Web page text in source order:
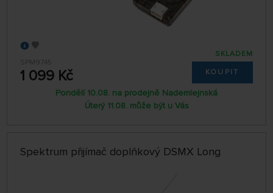
SPM9745
1 099 Kč
SKLADEM
KOUPIT
Pondělí 10.08. na prodejně Nademlejnská
Úterý 11.08. může být u Vás
Spektrum přijímač doplňkový DSMX Long